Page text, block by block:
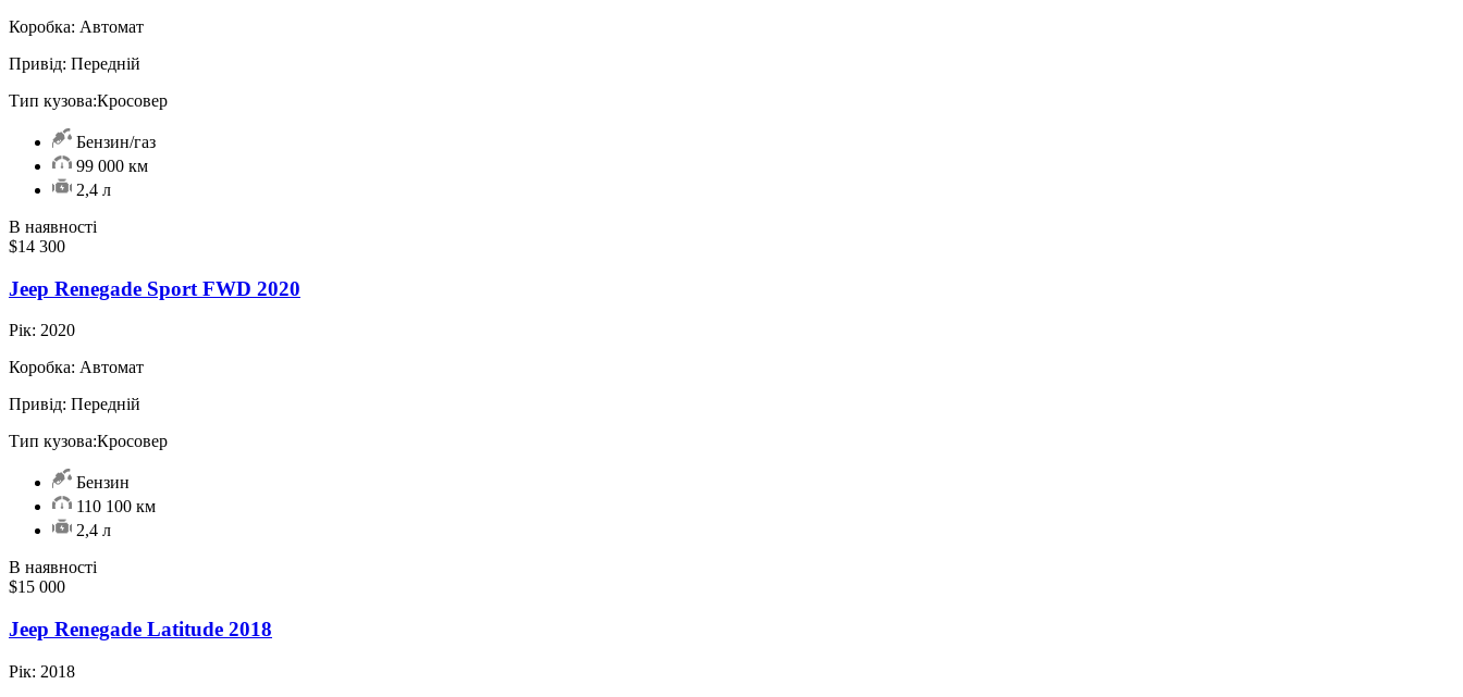
Коробка: Автомат
Привід: Передній
Тип кузова:Кросовер
Бензин/газ
99 000 км
2,4 л
В наявності
$14 300
Jeep Renegade Sport FWD 2020
Рік: 2020
Коробка: Автомат
Привід: Передній
Тип кузова:Кросовер
Бензин
110 100 км
2,4 л
В наявності
$15 000
Jeep Renegade Latitude 2018
Рік: 2018